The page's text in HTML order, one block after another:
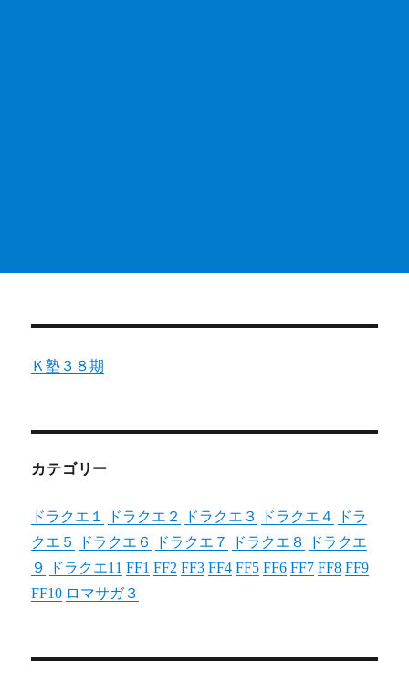
Ｋ塾３８期
カテゴリー
ドラクエ１ ドラクエ２ ドラクエ３ ドラクエ４
ドラ
クエ５
ドラクエ６ ドラクエ７ ドラクエ８
ドラクエ
９
ドラクエ11 FF1 FF2 FF3 FF4 FF5 FF6 FF7 FF8 FF9
FF10 ロマサガ３